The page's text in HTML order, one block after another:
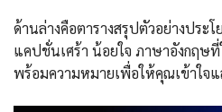
ด้านล่างคือตารางสรุปตัวอย่างประ
แคปชั่นเศร้า น้อยใจ ภาษาอังกฤษ
พร้อมความหมายเพื่อให้คุณเข้าใจ